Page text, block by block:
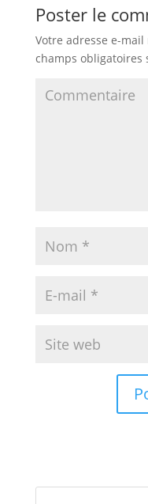
Poster le
Votre adresse e-
champs obligatoires